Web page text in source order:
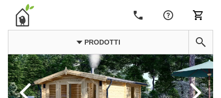
PRODOTTI